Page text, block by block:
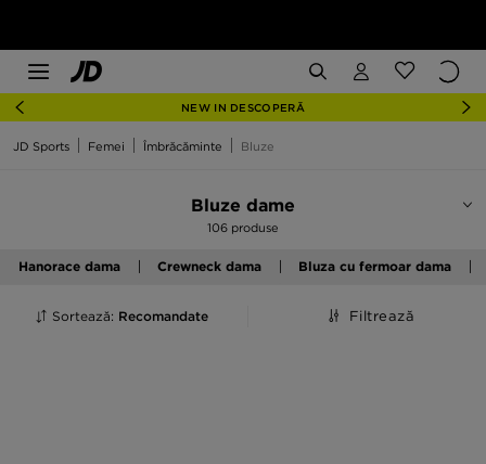
NEW IN DESCOPERĂ
JD Sports Femei Îmbrăcăminte Bluze
Bluze dame
106 produse
Hanorace dama Crewneck dama Bluza cu fermoar dama
Sortează: Recomandate Filtrează